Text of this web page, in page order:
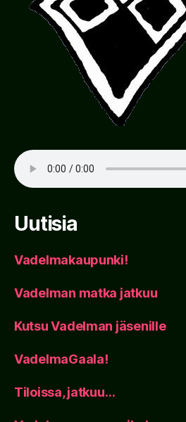
Uutisia
Vadelmakaupunki!
Vadelman matka jatkuu
Kutsu Vadelman jäsenille
VadelmaGaala!
Tiloissa, jatkuu…